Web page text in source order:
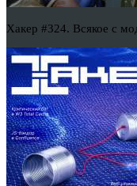
Хакер #324. Всякое с